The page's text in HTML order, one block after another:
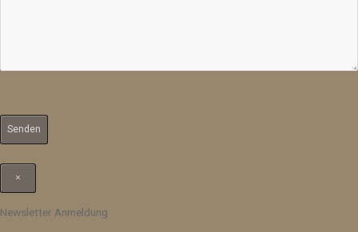
×
Newsletter Anmeldung